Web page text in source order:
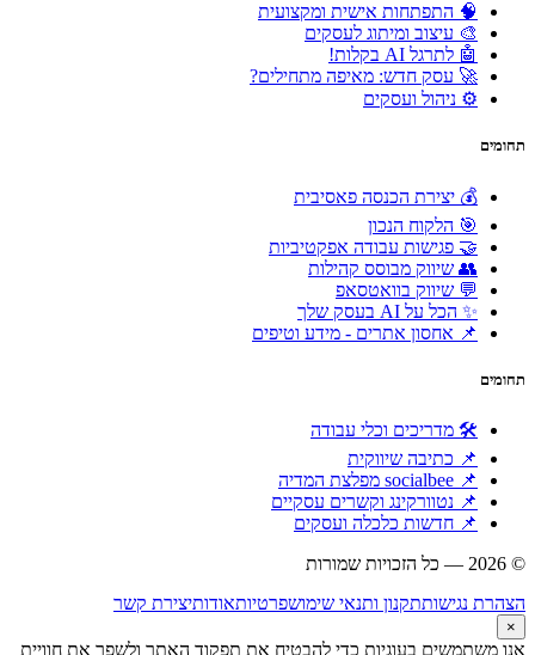
🧠 התפתחות אישית ומקצועית
🎨 עיצוב ומיתוג לעסקים
🤖 לתרגל AI בקלות!
🚀 עסק חדש: מאיפה מתחילים?
⚙️ ניהול ועסקים
תחומים
💰 יצירת הכנסה פאסיבית
🎯 הלקוח הנכון
🤝 פגישות עבודה אפקטיביות
👥 שיווק מבוסס קהילות
💬 שיווק בוואטסאפ
✨ הכל על AI בעסק שלך
📌 אחסון אתרים - מידע וטיפים
תחומים
🛠 מדריכים וכלי עבודה
📌 כתיבה שיווקית
📌 socialbee מפלצת המדיה
📌 נטוורקינג וקשרים עסקיים
📌 חדשות כלכלה ועסקים
© 2026 — כל הזכויות שמורות
הצהרת נגישותתקנון ותנאי שימושפרטיותאודותיצירת קשר
×
אנו משתמשים בעוגיות כדי להבטיח את תפקוד האתר ולשפר את חוויית